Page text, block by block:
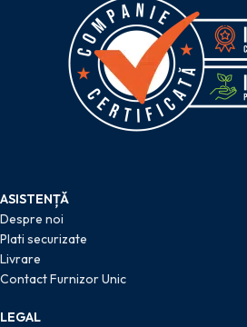
ASISTENȚĂ
Despre noi
Plati securizate
Livrare
Contact Furnizor Unic
LEGAL